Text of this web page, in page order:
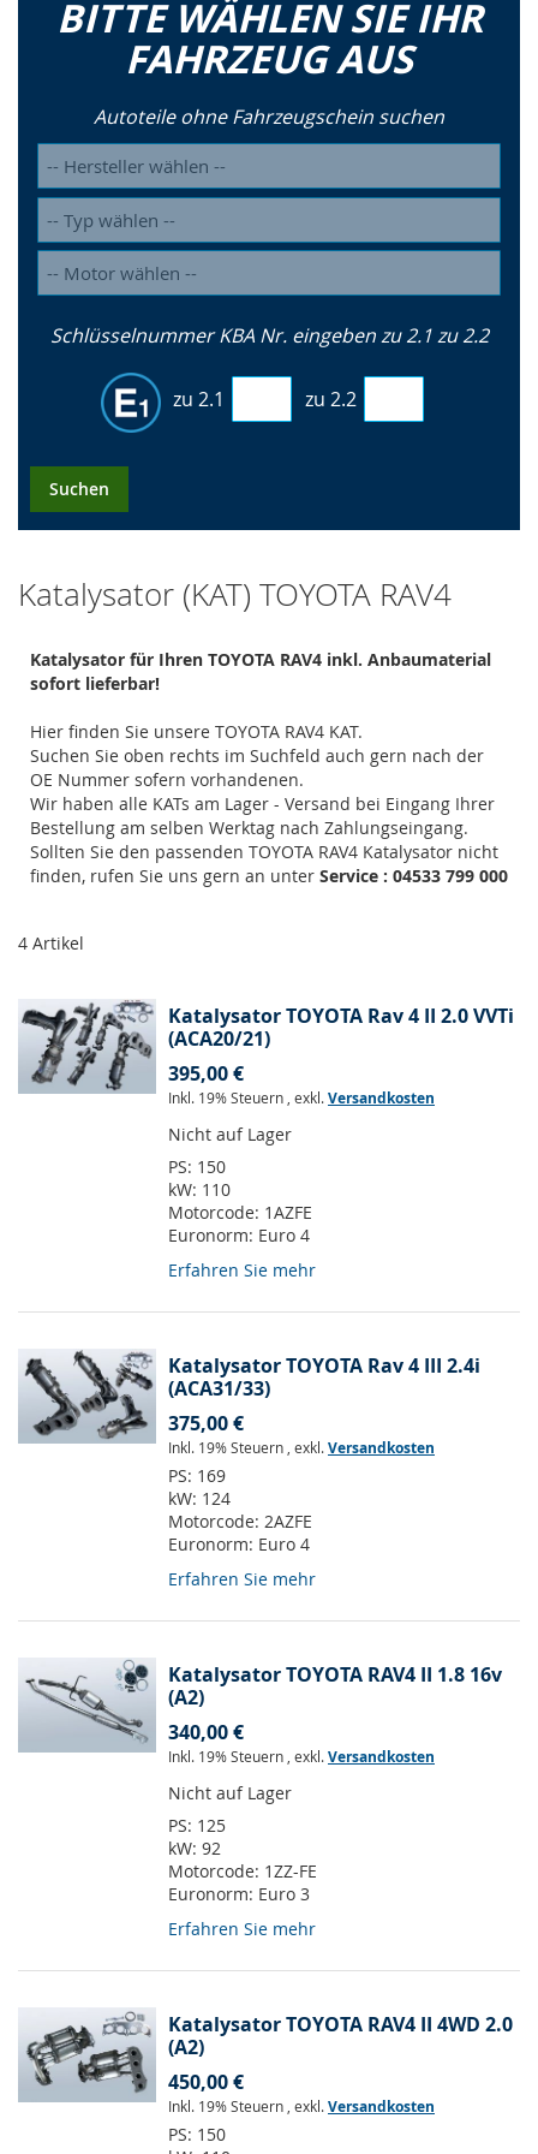
BITTE WÄHLEN SIE IHR
FAHRZEUG AUS
Autoteile ohne Fahrzeugschein suchen
Schlüsselnummer KBA Nr. eingeben zu 2.1 zu 2.2
zu 2.1 zu 2.2
Suchen
Katalysator (KAT) TOYOTA RAV4
Katalysator für Ihren TOYOTA RAV4 inkl. Anbaumaterial
sofort lieferbar!
Hier finden Sie unsere TOYOTA RAV4 KAT.
Suchen Sie oben rechts im Suchfeld auch gern nach der
OE Nummer sofern vorhandenen.
Wir haben alle KATs am Lager - Versand bei Eingang Ihrer
Bestellung am selben Werktag nach Zahlungseingang.
Sollten Sie den passenden TOYOTA RAV4 Katalysator nicht
finden, rufen Sie uns gern an unter Service : 04533 799 000
4 Artikel
Katalysator TOYOTA Rav 4 II 2.0 VVTi
(ACA20/21)
395,00 €
Inkl. 19% Steuern , exkl.Versandkosten
Nicht auf Lager
PS: 150
kW: 110
Motorcode: 1AZFE
Euronorm: Euro 4
Erfahren Sie mehr
Katalysator TOYOTA Rav 4 III 2.4i
(ACA31/33)
375,00 €
Inkl. 19% Steuern , exkl.Versandkosten
PS: 169
kW: 124
Motorcode: 2AZFE
Euronorm: Euro 4
Erfahren Sie mehr
Katalysator TOYOTA RAV4 II 1.8 16v
(A2)
340,00 €
Inkl. 19% Steuern , exkl.Versandkosten
Nicht auf Lager
PS: 125
kW: 92
Motorcode: 1ZZ-FE
Euronorm: Euro 3
Erfahren Sie mehr
Katalysator TOYOTA RAV4 II 4WD 2.0
(A2)
450,00 €
Inkl. 19% Steuern , exkl.Versandkosten
PS: 150